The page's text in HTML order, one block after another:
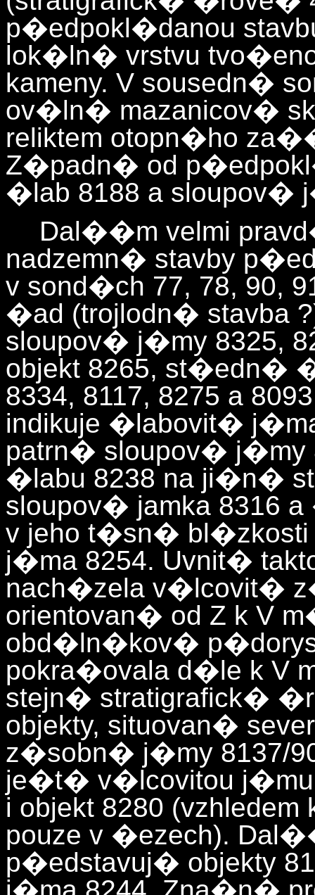
p�edpokl�danou
lok�ln� vrstvu
kameny. V sousedn�
ov�ln� mazanicov�
reliktem otopn�ho
Z�padn� od
�lab 8188 a sloupov�
Dal��m velmi
nadzemn� stavby
v sond�ch 77, 78,
�ad (trojlodn� stavba
sloupov� j�my 8325,
objekt 8265, st�edn�
8334, 8117, 8275 a
indikuje �labovit�
patrn� sloupov� j�my
�labu 8238 na ji�n�
sloupov� jamka 8316
v jeho t�sn� bl�zkosti
j�ma 8254. Uvnit�
nach�zela v�lcovit�
orientovan� od Z k V
obd�ln�kov� p�dorys
pokra�ovala d�le k V
stejn� stratigrafick�
objekty, situovan�
z�sobn� j�my 8137/
je�t� v�lcovitou
i objekt 8280
pouze v �ezech).
p�edstavuj� objekty